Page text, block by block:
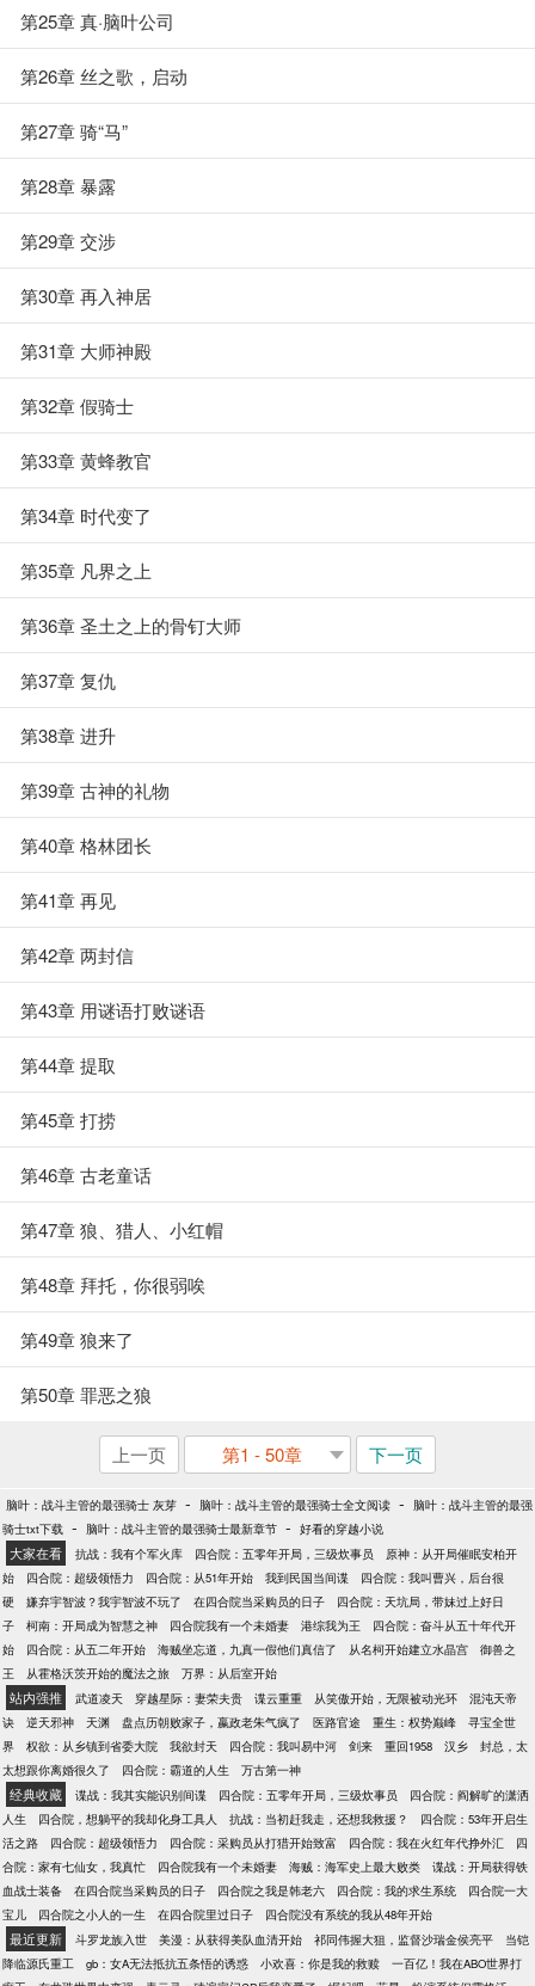
第25章 真·脑叶公司
第26章 丝之歌，启动
第27章 骑“马”
第28章 暴露
第29章 交涉
第30章 再入神居
第31章 大师神殿
第32章 假骑士
第33章 黄蜂教官
第34章 时代变了
第35章 凡界之上
第36章 圣土之上的骨钉大师
第37章 复仇
第38章 进升
第39章 古神的礼物
第40章 格林团长
第41章 再见
第42章 两封信
第43章 用谜语打败谜语
第44章 提取
第45章 打捞
第46章 古老童话
第47章 狼、猎人、小红帽
第48章 拜托，你很弱唉
第49章 狼来了
第50章 罪恶之狼
上一页 第1 - 50章 下一页
脑叶：战斗主管的最强骑士 灰芽 - 脑叶：战斗主管的最强骑士全文阅读 -
脑叶：战斗主管的最强
骑士txt下载 - 脑叶：战斗主管的最强骑士最新章节 - 好看的穿越小说
大家在看 抗战：我有个军火库 四合院：五零年开局，三级炊事员
原神：从开局催眠安柏开
始
四合院：超级领悟力 四合院：从51年开始 我到民国当间谍
四合院：我叫曹兴，后台很
硬
嫌弃宇智波？我宇智波不玩了 在四合院当采购员的日子
四合院：天坑局，带妹过上好日
子
柯南：开局成为智慧之神 四合院我有一个未婚妻 港综我为王
四合院：奋斗从五十年代开
始
四合院：从五二年开始 海贼坐忘道，九真一假他们真信了 从名柯开始建立水晶宫
御兽之
王
从霍格沃茨开始的魔法之旅 万界：从后室开始
站内强推 武道凌天 穿越星际：妻荣夫贵 谍云重重 从笑傲开始，无限被动光环
混沌天帝
诀
逆天邪神 天渊 盘点历朝败家子，嬴政老朱气疯了 医路官途 重生：权势巅峰
寻宝全世
界
权欲：从乡镇到省委大院 我欲封天 四合院：我叫易中河 剑来 重回1958 汉乡
封总，太
太想跟你离婚很久了
四合院：霸道的人生 万古第一神
经典收藏 谍战：我其实能识别间谍 四合院：五零年开局，三级炊事员
四合院：阎解旷的潇洒
人生
四合院，想躺平的我却化身工具人 抗战：当初赶我走，还想我救援？
四合院：53年开启生
活之路
四合院：超级领悟力 四合院：采购员从打猎开始致富 四合院：我在火红年代挣外汇
四
合院：家有七仙女，我真忙
四合院我有一个未婚妻 海贼：海军史上最大败类
谍战：开局获得铁
血战士装备
在四合院当采购员的日子 四合院之我是韩老六 四合院：我的求生系统
四合院一大
宝儿
四合院之小人的一生 在四合院里过日子 四合院没有系统的我从48年开始
最近更新 斗罗龙族入世 美漫：从获得美队血清开始 祁同伟握大狙，监督沙瑞金侯亮平
当铠
降临源氏重工
gb：女A无法抵抗五条悟的诱惑 小欢喜：你是我的救赎
一百亿！我在ABO世界打